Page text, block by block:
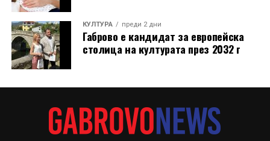
КУЛТУРА преди 2 дни
Габрово е кандидат за европейска
столица на културата през 2032 г